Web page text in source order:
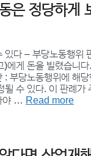
은 정당하게
있다 – 부당노동행
에게 돈을 빌렸습니
부당노동행위에 해당
수 있다. 이 판례가
야 … Read more